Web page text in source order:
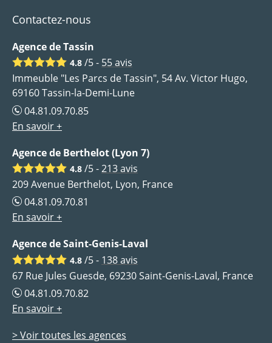
Contactez-nous
Agence de Tassin
4.8 /5 - 55avis
Immeuble "Les Parcs de Tassin", 54 Av. Victor Hugo,
69160 Tassin-la-Demi-Lune
04.81.09.70.85
En savoir +
Agence de Berthelot (Lyon 7)
4.8 /5 -213avis
209 Avenue Berthelot, Lyon, France
04.81.09.70.81
En savoir +
Agence de Saint-Genis-Laval
4.8 /5 - 138avis
67 Rue Jules Guesde, 69230 Saint-Genis-Laval, France
04.81.09.70.82
En savoir +
> Voir toutes les agences